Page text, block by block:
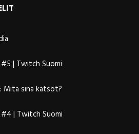
| Twitch Suomi
Mitä sinä katsot?
| Twitch Suomi